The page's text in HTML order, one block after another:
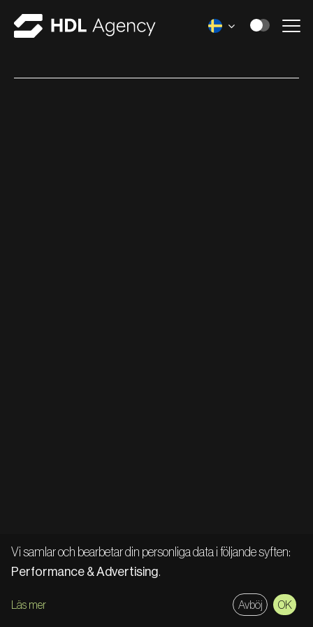
Vi samlar och bearbetar din personliga data i följande syften:
Performance & Advertising.
Läs mer Avböj OK